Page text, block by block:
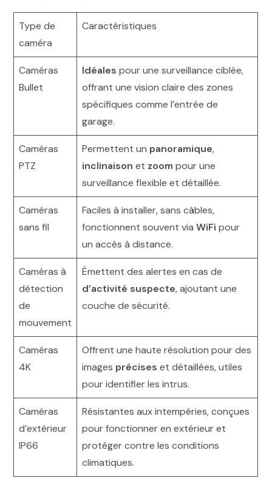
Type de
caméra
Caractéristiques
Caméras
Bullet
Idéales pour une surveillance ciblée,
offrant une vision claire des zones
spécifiques comme l’entrée de
garage.
Caméras
PTZ
Permettent un panoramique,
inclinaison et zoom pour une
surveillance flexible et détaillée.
Caméras
sans fil
Faciles à installer, sans câbles,
fonctionnent souvent viaWiFi pour
un accès à distance.
Caméras à
détection
de
mouvement
Émettent des alertes en cas de
d’activité suspecte, ajoutant une
couche de sécurité.
Caméras
4K
Offrent une haute résolution pour des
images précises et détaillées, utiles
pour identifier les intrus.
Caméras
d’extérieur
IP66
Résistantes aux intempéries, conçues
pour fonctionner en extérieur et
protéger contre les conditions
climatiques.